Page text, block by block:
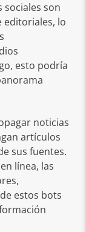
sociales son
editoriales, lo
esto podría
noticias
artículos
sus fuentes.
línea, las
estos bots